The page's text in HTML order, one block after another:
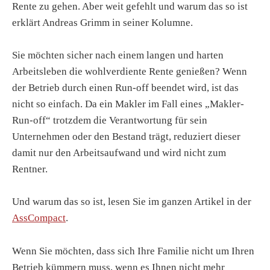
Rente zu gehen. Aber weit gefehlt und warum das so ist
erklärt Andreas Grimm in seiner Kolumne.
Sie möchten sicher nach einem langen und harten
Arbeitsleben die wohlverdiente Rente genießen? Wenn
der Betrieb durch einen Run-off beendet wird, ist das
nicht so einfach. Da ein Makler im Fall eines „Makler-
Run-off“ trotzdem die Verantwortung für sein
Unternehmen oder den Bestand trägt, reduziert dieser
damit nur den Arbeitsaufwand und wird nicht zum
Rentner.
Und warum das so ist, lesen Sie im ganzen Artikel in der
AssCompact.
Wenn Sie möchten, dass sich Ihre Familie nicht um Ihren
Betrieb kümmern muss, wenn es Ihnen nicht mehr